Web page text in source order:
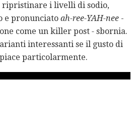
i livelli di sodio,
e pronunciato ah-ree-YAH-nee -
come un killer post - sbornia.
interessanti se il gusto di
particolarmente.